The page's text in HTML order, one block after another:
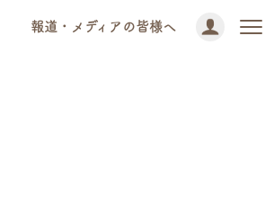
報道・メディアの皆様へ